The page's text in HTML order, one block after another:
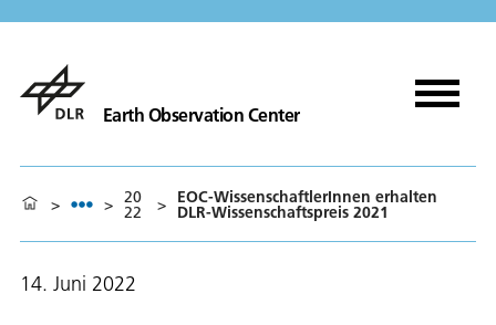
Earth Observation Center
> > 20
22 > EOC-WissenschaftlerInnen erhalten
DLR-Wissenschaftspreis 2021
14. Juni 2022